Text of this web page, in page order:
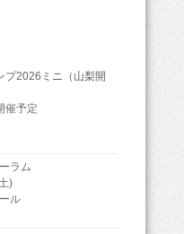
プ2026ミニ（山梨開
催予定
ラム
)
ル